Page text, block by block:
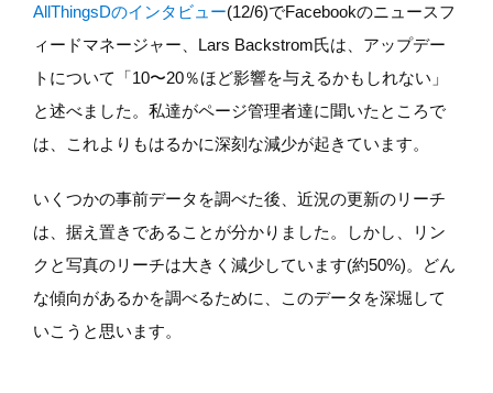
AllThingsDのインタビュー(12/6)でFacebookのニュースフ
ィードマネージャー、Lars Backstrom氏は、アップデー
トについて「10〜20％ほど影響を与えるかもしれない」
と述べました。私達がページ管理者達に聞いたところで
は、これよりもはるかに深刻な減少が起きています。
いくつかの事前データを調べた後、近況の更新のリーチ
は、据え置きであることが分かりました。しかし、リン
クと写真のリーチは大きく減少しています(約50%)。どん
な傾向があるかを調べるために、このデータを深堀して
いこうと思います。